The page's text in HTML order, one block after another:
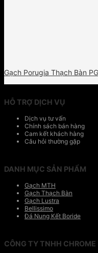
Gạch Porugia Thạch Bàn
HỖ TRỢ DỊCH VỤ
Dịch vụ tư vấn
Chính sách bán hàng
Cam kết khách hàng
Câu hỏi thường gặp
DANH MỤC SẢN PHẨM
Gạch MTH
Gạch Thạch Bàn
Gạch Lustra
Bellissimo
Đá Nung Kết Boride
CÔNG TY TNHH CHROME